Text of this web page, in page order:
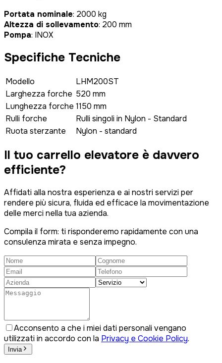
Portata nominale: 2000 kg
Altezza di sollevamento: 200 mm
Pompa: INOX
Specifiche Tecniche
Modello
LHM200ST
Larghezza forche 520 mm
Lunghezza forche 1150 mm
Rulli forche
Rulli singoli in Nylon - Standard
Ruota sterzante
Nylon - standard
Il tuo carrello elevatore è davvero
efficiente?
Affidati alla nostra esperienza e ai nostri servizi per
rendere più sicura, fluida ed efficace la movimentazione
delle merci nella tua azienda.
Compila il form: ti risponderemo rapidamente con una
consulenza mirata e senza impegno.
Acconsento a che i miei dati personali vengano
utilizzati in accordo con la Privacy e Cookie Policy.
Invia